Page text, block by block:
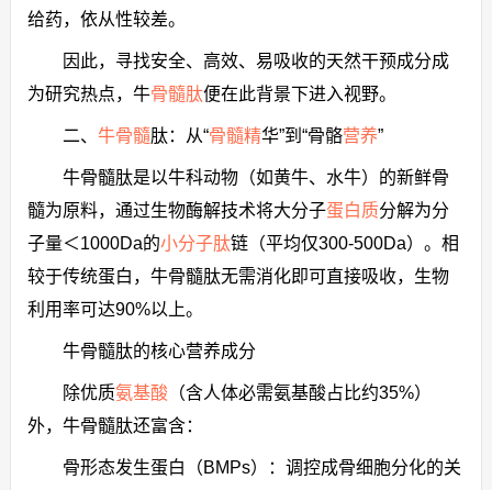
给药，依从性较差。
因此，寻找安全、高效、易吸收的天然干预成分成
为研究热点，牛骨髓肽便在此背景下进入视野。
二、 牛骨髓肽：从“骨髓精华”到“骨骼营养”
牛骨髓肽是以牛科动物（如黄牛、水牛）的新鲜骨
髓为原料，通过生物酶解技术将大分子蛋白质分解为分
子量＜1000Da的小分子肽链（平均仅300-500Da）。相
较于传统蛋白，牛骨髓肽无需消化即可直接吸收，生物
利用率可达90%以上。
牛骨髓肽的核心营养成分
除优质氨基酸 （含人体必需氨基酸占比约35%）
外，牛骨髓肽还富含：
骨形态发生蛋白（BMPs）：调控成骨细胞分化的关